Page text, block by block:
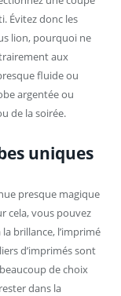
Évitez donc les
lion, pourquoi ne
aux
fluide ou
argentée ou
de la soirée.
uniques
presque magique
cela, vous pouvez
brillance, l’imprimé
d’imprimés sont
de choix
dans la